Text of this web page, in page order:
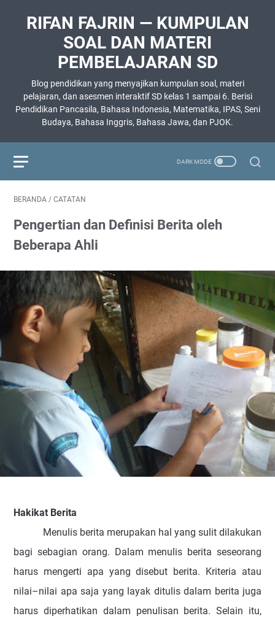
RIFAN FAJRIN — KUMPULAN
SOAL DAN MATERI
PEMBELAJARAN SD
Blog pendidikan yang menyajikan kumpulan soal, materi
pelajaran, dan asesmen interaktif SD kelas 1 sampai 6. Berisi
Pendidikan Pancasila, Bahasa Indonesia, Matematika, IPAS, Seni
Budaya, Bahasa Inggris, Bahasa Jawa, dan PJOK.
BERANDA / CATATAN
Pengertian dan Definisi Berita oleh
Beberapa Ahli
Hakikat Berita
Menulis berita merupakan hal yang sulit dilakukan
bagi sebagian orang. Dalam menulis berita seseorang
harus mengerti apa yang disebut berita. Kriteria atau
nilai–nilai apa saja yang layak ditulis dalam berita juga
harus diperhatikan dalam penulisan berita.Selain itu,